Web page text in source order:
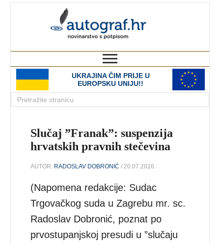
UKRAJINA ČIM PRIJE U
EUROPSKU UNIJU!!
Slučaj ”Franak”: suspenzija
hrvatskih pravnih stečevina
AUTOR: RADOSLAV DOBRONIĆ / 20.07.2016.
(Napomena redakcije: Sudac
Trgovačkog suda u Zagrebu mr. sc.
Radoslav Dobronić, poznat po
prvostupanjskoj presudi u ”slučaju